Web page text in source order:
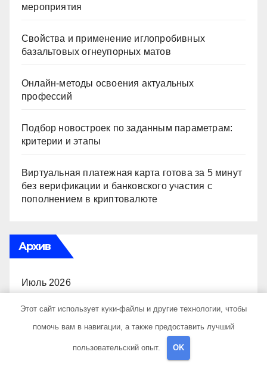
мероприятия
Свойства и применение иглопробивных
базальтовых огнеупорных матов
Онлайн-методы освоения актуальных
профессий
Подбор новостроек по заданным параметрам:
критерии и этапы
Виртуальная платежная карта готова за 5 минут
без верификации и банковского участия с
пополнением в криптовалюте
Архив
Июль 2026
Июнь 2026
Этот сайт использует куки-файлы и другие технологии, чтобы
помочь вам в навигации, а также предоставить лучший
пользовательский опыт. OK